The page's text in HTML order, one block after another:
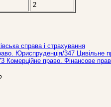
2
справа і страхування
Юриспруденцiя/347 Цивiльне
Комерційне право. Фінансове